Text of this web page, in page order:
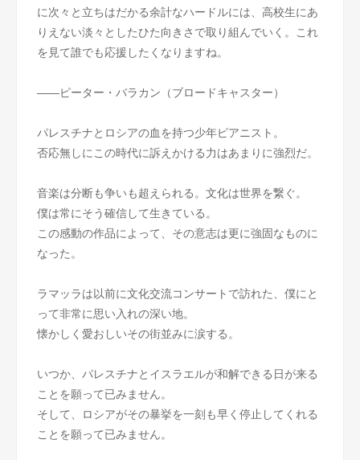
に次々と立ちはだかる余計なハードルには、高校生にあ
りえない淡々としたひた向きさで取り組んでいく。これ
を見て誰でも応援したくなりますね。
――ピーター・バラカン（ブロードキャスター）
パレスチナとロシアの血を持つ少年ピアニスト。
否応無しにこの時代に訴えかける力はあまりに強烈だ。
音楽は分断も争いも超えられる。文化は世界を繋ぐ。
僕は常にそう確信して生きている。
この感動の作品によって、その意志は更に強固なものに
なった。
ラマッラは以前に文化交流コンサートで訪れた、僕にと
って非常に思い入れの深い地。
懐かしく愛おしいその街並みに涙する。
いつか、パレスチナとイスラエルが和解できる日が来る
ことを願って已みません。
そして、ロシアがその暴挙を一刻も早く停止してくれる
ことを願って已みません。